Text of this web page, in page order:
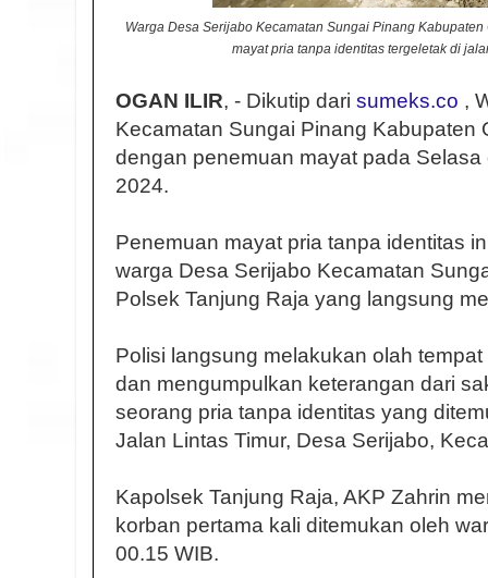
Warga Desa Serijabo Kecamatan Sungai Pinang
mayat pria tanpa identitas tergeletak di
OGAN ILIR, - Dikutip dari sumeks.co ,
Kecamatan Sungai Pinang Kabupaten
dengan penemuan mayat pada
2024.
Penemuan mayat pria tanpa identitas
warga Desa Serijabo Kecamatan
Polsek Tanjung Raja yang langsung
Polisi langsung melakukan olah
dan mengumpulkan keterangan dari
seorang pria tanpa identitas yang
Jalan Lintas Timur, Desa Serijabo,
Kapolsek Tanjung Raja, AKP Zahrin
korban pertama kali ditemukan oleh
00.15 WIB.